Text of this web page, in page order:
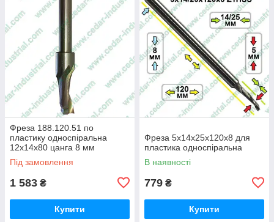
Фреза 188.120.51 по
пластику односпіральна
12х14х80 цанга 8 мм
Під замовлення
1 583 ₴
Купити
Фреза 5х14х25х120х8 для
пластика односпіральна
В наявності
779 ₴
Купити